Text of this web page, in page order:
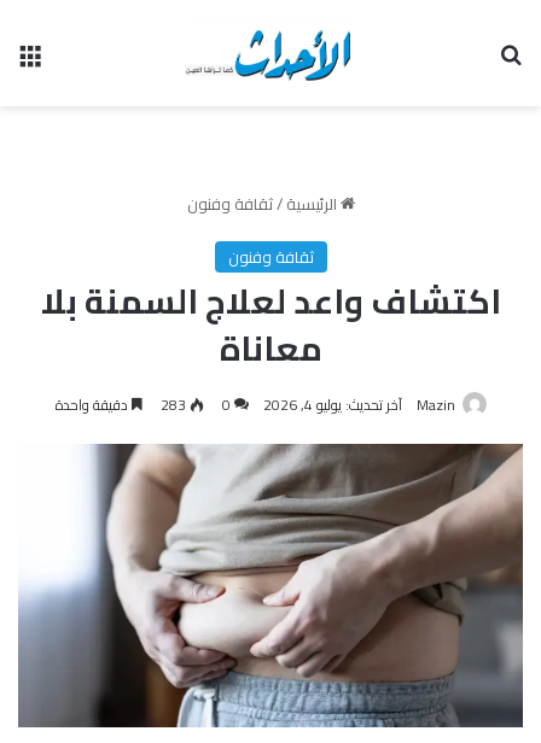
الرئيسية/ثقافة وفنون
ثقافة وفنون
اكتشاف واعد لعلاج السمنة بلا
معاناة
Mazin آخر تحديث: يوليو 4, 2026 0
283 دقيقة واحدة